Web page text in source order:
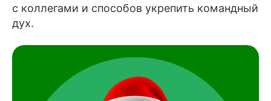
с коллегами и способов укрепить командный
дух.